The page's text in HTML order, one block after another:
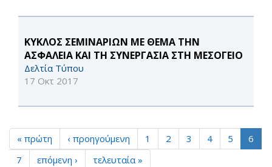
ΚΥΚΛΟΣ ΣΕΜΙΝΑΡΙΩΝ ΜΕ ΘΕΜΑ ΤΗΝ
ΑΣΦΑΛΕΙΑ ΚΑΙ ΤΗ ΣΥΝΕΡΓΑΣΙΑ ΣΤΗ ΜΕΣΟΓΕΙΟ
Δελτία Τύπου
17 Οκτ 2017
« πρώτη ‹ προηγούμενη 1 2 3 4 5
6
7
επόμενη › τελευταία »